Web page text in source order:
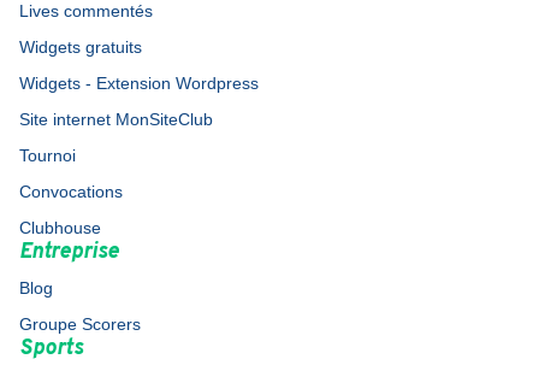
Lives commentés
Widgets gratuits
Widgets - Extension Wordpress
Site internet MonSiteClub
Tournoi
Convocations
Clubhouse
Entreprise
Blog
Groupe Scorers
Sports